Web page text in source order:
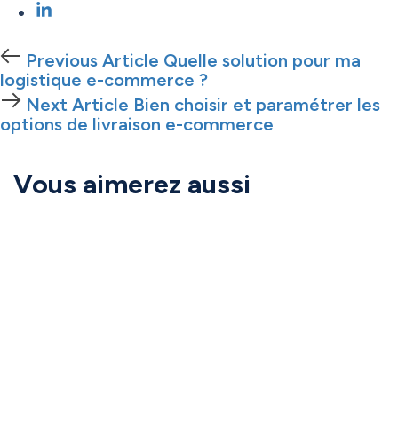
Previous
Article
Previous Article Quelle solution pour ma
logistique e-commerce ?
Next
Article
Next Article Bien choisir et paramétrer les
options de livraison e-commerce
Vous aimerez aussi